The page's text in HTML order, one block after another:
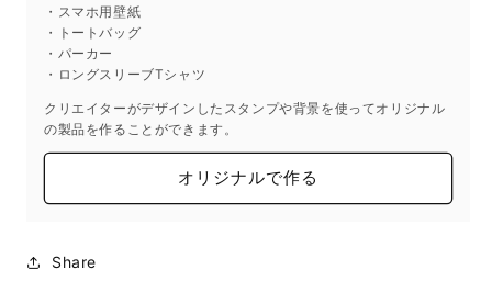
・スマホ用壁紙
・トートバッグ
・パーカー
・ロングスリーブTシャツ
クリエイターがデザインしたスタンプや背景を使ってオリジナル
の製品を作ることができます。
オリジナルで作る
Share